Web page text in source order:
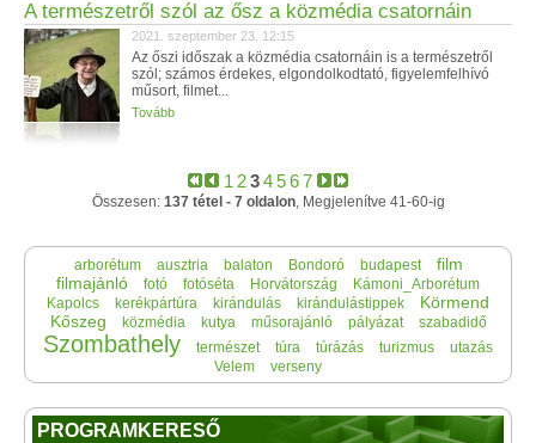
A természetről szól az ősz a közmédia csatornáin
2021. szeptember 23. 12:15
Az őszi időszak a közmédia csatornáin is a természetről
szól; számos érdekes, elgondolkodtató, figyelemfelhívó
műsort, filmet...
Tovább
1 234567
Összesen: 137 tétel - 7 oldalon, Megjelenítve 41-60-ig
arborétum ausztria balaton Bondoró budapest
film
filmajánló
fotó fotóséta Horvátország
Kámoni_Arborétum
Kapolcs
kerékpártúra kirándulás kirándulástippek
Körmend
Kőszeg
közmédia kutya műsorajánló pályázat szabadidő
Szombathely természet túra túrázás turizmus
utazás
Velem
verseny
PROGRAMKERESŐ